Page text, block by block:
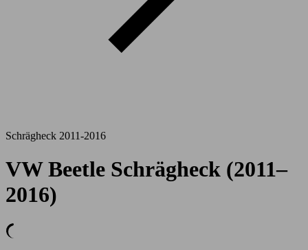
Schrägheck 2011-2016
VW Beetle Schrägheck (2011–
2016)